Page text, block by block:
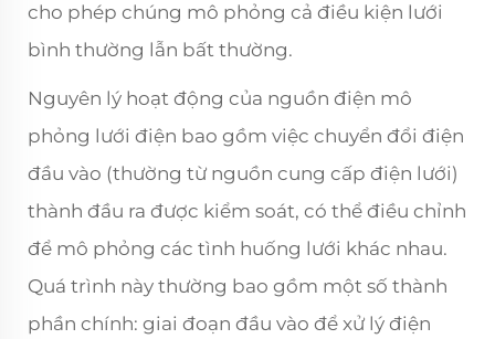
cho phép chúng mô phỏng cả điều kiện lưới
bình thường lẫn bất thường.
Nguyên lý hoạt động của nguồn điện mô
phỏng lưới điện bao gồm việc chuyển đổi điện
đầu vào (thường từ nguồn cung cấp điện lưới)
thành đầu ra được kiểm soát, có thể điều chỉnh
để mô phỏng các tình huống lưới khác nhau.
Quá trình này thường bao gồm một số thành
phần chính: giai đoạn đầu vào để xử lý điện